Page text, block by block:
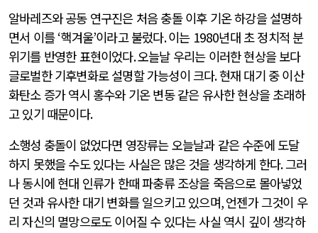
알바레즈와 공동 연구진은 처음 충돌 이후 기온 하강을 설명하
면서 이를‘핵겨울’이라고 불렀다.이는 1980년대 초 정치적 분
위기를 반영한 표현이었다.오늘날 우리는 이러한 현상을 보다
글로벌한 기후변화로 설명할 가능성이 크다.현재 대기 중 이산
화탄소 증가 역시 홍수와 기온 변동 같은 유사한 현상을 초래하
고 있기 때문이다.
소행성 충돌이 없었다면 영장류는 오늘날과 같은 수준에 도달
하지 못했을 수도 있다는 사실은 많은 것을 생각하게 한다.그러
나 동시에 현대 인류가 한때 파충류 조상을 죽음으로 몰아넣었
던 것과 유사한 대기 변화를 일으키고 있으며,언젠가 그것이 우
리 자신의 멸망으로도 이어질 수 있다는 사실 역시 깊이 생각하